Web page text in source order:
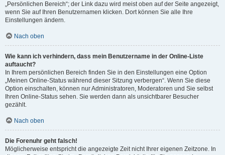
„Persönlichen Bereich“; der Link dazu wird meist oben auf der Seite angezeigt,
wenn Sie auf Ihren Benutzernamen klicken. Dort können Sie alle Ihre
Einstellungen ändern.
Nach oben
Wie kann ich verhindern, dass mein Benutzername in der Online-Liste
auftaucht?
In Ihrem persönlichen Bereich finden Sie in den Einstellungen eine Option
„Meinen Online-Status während dieser Sitzung verbergen“. Wenn Sie diese
Option einschalten, können nur Administratoren, Moderatoren und Sie selbst
Ihren Online-Status sehen. Sie werden dann als unsichtbarer Besucher
gezählt.
Nach oben
Die Forenuhr geht falsch!
Möglicherweise entspricht die angezeigte Zeit nicht Ihrer eigenen Zeitzone. In